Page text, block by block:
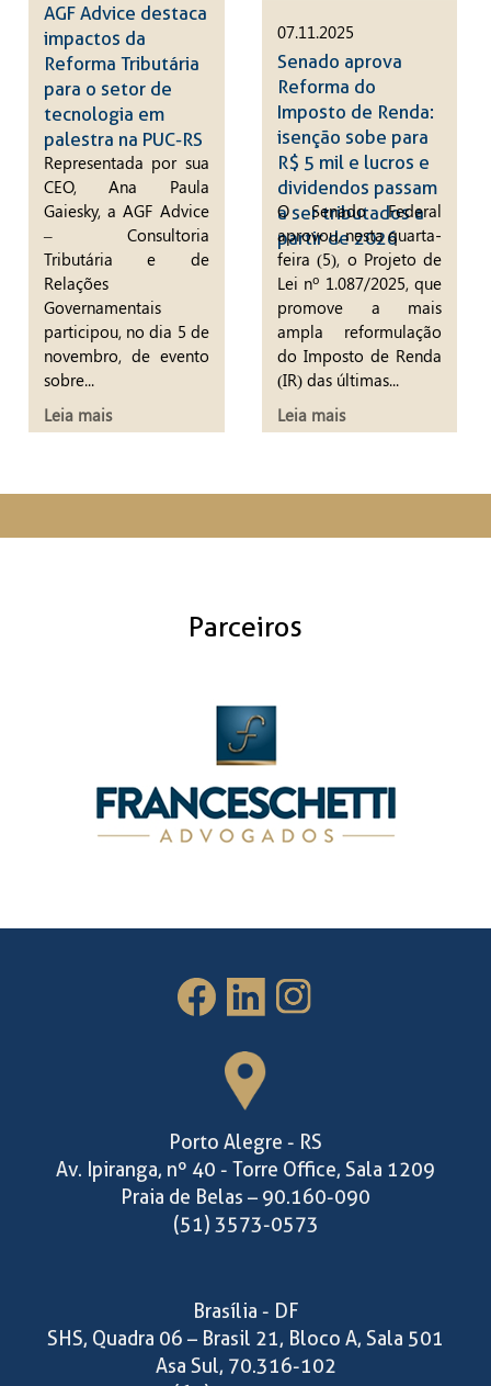
AGF Advice destaca
impactos da
Reforma Tributária
para o setor de
tecnologia em
palestra na PUC-RS
Representada por sua
CEO, Ana Paula
Gaiesky, a AGF Advice
– Consultoria
Tributária e de
Relações
Governamentais
participou, no dia 5 de
novembro, de evento
sobre...
Leia mais
07.11.2025
Senado aprova
Reforma do
Imposto de Renda:
isenção sobe para
R$ 5 mil e lucros e
dividendos passam
a ser tributados a
partir de 2026
O Senado Federal
aprovou, nesta quarta-
feira (5), o Projeto de
Lei nº 1.087/2025, que
promove a mais
ampla reformulação
do Imposto de Renda
(IR) das últimas...
Leia mais
Parceiros
Porto Alegre - RS
Av. Ipiranga, nº 40 - Torre Office, Sala 1209
Praia de Belas – 90.160-090
(51) 3573-0573
Brasília - DF
SHS, Quadra 06 – Brasil 21, Bloco A, Sala 501
Asa Sul, 70.316-102